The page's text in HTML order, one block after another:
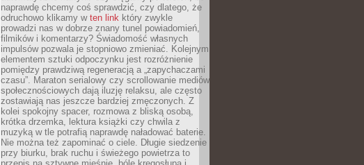
naprawdę chcemy coś sprawdzić, czy dlatego, że
odruchowo klikamy w ten link który zwykle
prowadzi nas w dobrze znany tunel powiadomień,
filmików i komentarzy? Świadomość własnych
impulsów pozwala je stopniowo zmieniać. Kolejnym
elementem sztuki odpoczynku jest rozróżnienie
pomiędzy prawdziwą regeneracją a „zapychaczami
czasu”. Maraton serialowy czy scrollowanie mediów
społecznościowych dają iluzję relaksu, ale często
zostawiają nas jeszcze bardziej zmęczonych. Z
kolei spokojny spacer, rozmowa z bliską osobą,
krótka drzemka, lektura książki czy chwila z
muzyką w tle potrafią naprawdę naładować baterie.
Nie można też zapominać o ciele. Długie siedzenie
przy biurku, brak ruchu i świeżego powietrza to